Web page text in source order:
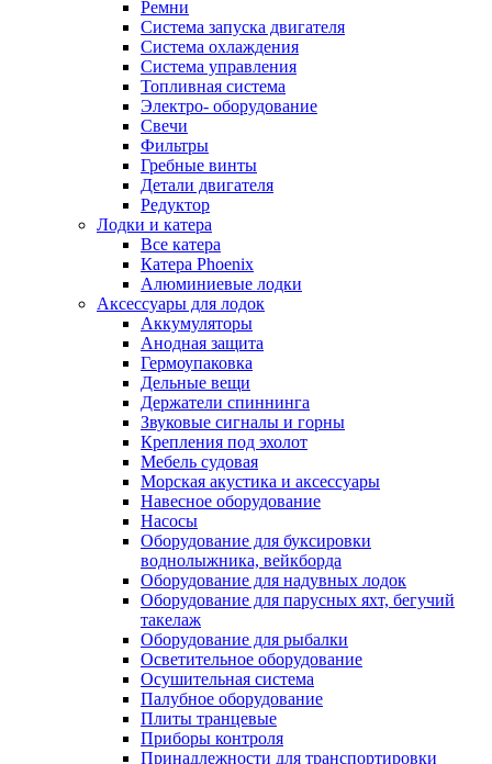
Ремни
Система запуска двигателя
Система охлаждения
Система управления
Топливная система
Электро- оборудование
Свечи
Фильтры
Гребные винты
Детали двигателя
Редуктор
Лодки и катера
Все катера
Катера Phoenix
Алюминиевые лодки
Аксессуары для лодок
Аккумуляторы
Анодная защита
Гермоупаковка
Дельные вещи
Держатели спиннинга
Звуковые сигналы и горны
Крепления под эхолот
Мебель судовая
Морская акустика и аксессуары
Навесное оборудование
Насосы
Оборудование для буксировки
воднолыжника, вейкборда
Оборудование для надувных лодок
Оборудование для парусных яхт, бегучий
такелаж
Оборудование для рыбалки
Осветительное оборудование
Осушительная система
Палубное оборудование
Плиты транцевые
Приборы контроля
Принадлежности для транспортировки